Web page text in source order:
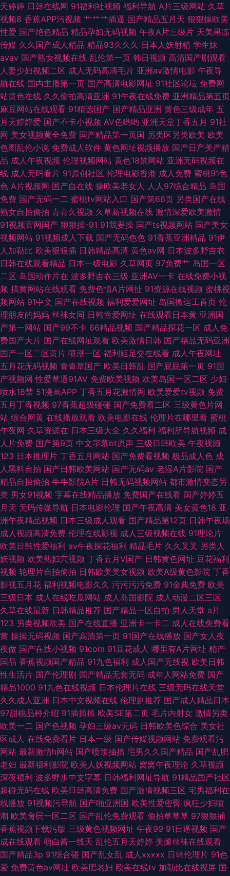
夜成人精品福利 欧美综合在线123 亚洲激情文学视频 欧美sss视频在线 福利
极品av在线 91探花系列在线观看 91凹在线视频 日韩久久伊人 精品视频91福
利 av好福利 91社区福利 先锋av资源日韩在线 男人噜色AV 日本电影在线直
播 色老大网站在线观看 91x视频大全 九1免费网页直接观看 欧美欧美欧美欧
美 婷婷超碰97在线 午夜成人福利久久 日韩免费不卡无码 亚洲第一夜 欧美福
利姬的搜索结果 大香蕉大香蕉久十 91入在线观看 五月在线
天婷婷 日韩在线网 91福利社视频 福利导航 A片三级网站 久草
视频8 香蕉APP污视频 艹艹艹插逼 国产精品五月天 狠狠操欧美
性爱 国产绝色精品 精品孕妇无码视频 午夜A片三级片 天美果冻
传媒 久久国产成人精品 精品93久久久 日本人妖射精 学生妹
avav 国产熟女视频在线 乱伦第一页 韩日视频 高清国产剧观看
人妻少妇视频二区 成人无码高清毛片 亚洲av激情电影 午夜导
航在线 国内主播第一页 国产高清电影网址 91社区论坛 免费网
站黄色在线 久久偷拍高清亚洲 91午夜在线免费 亚洲精品第五页
麻豆网站在线观看 91精选国产 国产精品亚洲 黄色三级成年 五
月天婷婷爱 国产不卡小视频 AV色哟哟 亚洲天堂丁香五月 91社
网 美女视频黄全免费 国产精品第一页国 另类区另类欧美 欧美
色图乱伦小说 免费成人软件 黄色网址视频播放 国产日产美产精
品 成人午夜视频 伦理视频网站 黄色18禁网站 亚洲无码视频在
线 成人无码看片 91原创社区 伦理电影香港 成人免费 蜜桃91色
色 A片视频网 国产自在线 操欧美老女人 人人97综合精品 岛国
免费 国产无码一二 蜜桃tv网站入口 国产第66页 另类国产在线
熟女自拍偷拍 青青久视频 久草新视频在线 激情深爱欧美激情
91视频官网国产 狠狠操-91 91我要操 国产ts视频网站 国产美女
视频网站 91视频成人下载 国产无码色色 91香蕉亚洲精品 91伊
人加勒比 欧美狠狠插 日韩精品高清 黄色av网 日本波多野吉衣
日韩在线观看精品 日本一级电影 久草网页 97免费艹 岛国一区
二区 岛国动作片在 波多野吉衣三级 亚洲AV一卡 在线免费小视
频 搞黄网站在线观看 免费色情A片网扯 91资源在线视频 蜜桃视
频网站 91中文 国产在线视频 福利爱爱网址 岛国搬运工首页 伦
理朋友的妈妈 丝袜女同 日韩性爱网址 在线观看日本黄 亚洲国
产第一网站 国产99不卡 66精品视频 国产精品探花一区 成人免
费国产大片 国产在线网址观看 欧美激情日韩 国产精品无码亚洲
国产一区二区黄片 喷潮一区 福利姬足交在线看 成人午夜网址
五月花无码视频 青青草国产 欧美日韩乱 国产屁屁第一页 91国
产视频网 性爱草逼91AV 免费欧美视频 欧美岛国一区二区 少妇
喷水18禁 51漫画APP 丁香五月花激情网 欧美爱爱tv视频 免费
五月丁香视频 97香蕉超级碰碰 国产免费看二区 三级黄色片网
站 综合网黄 在线播放观看 欧美电影在线 伦理片在哪里看 蜜桃
午夜网 久草资源在 日本三级大全 久久福利 福利所导航视频 成
人片免费 国产第9页 中文字幕bt原声 三级日韩欧美 午夜视频
123 日本推理片 丁香五月网站 国产免费看视频 极品成人色 成
人黑料自拍 国产日韩欧美网站 国产无码av 老湿A片影院 国产
精品自拍偷拍 牛牛影院A片 日韩无码视频网站 都市激情变态另
类 男女91视频 字幕在线精品播放 免费国产在线看 国产婷婷五
月天 无码传媒导航 日本电影伦理 国产午夜高清 美女黄色18 亚
洲午夜精品视频 日本三级成人观看 国产精品第12页 日韩午夜场
成人视频高清免费 伦理在线影视 成人三级视频在线 91理论片
欧美日韩性爱福利 av午夜探花福利 精品毛片 久久叉叉 另类人
妖视频 欧美熟妇穴视频 丁香五月V国产 日韩黄色网址 豆花福利
视频 轮理片自拍偷拍 日韩欧美美女视频 欧美A级黄色影院 丁香
影视五月花 福利视频电影久久 污污污污免费 91金典免费 欧美
三级日本 成人在线吃瓜网站 成人岛国影院 成人动漫二区三区
久草在线最新 日韩精品推荐 国产精品一区自拍 男人天堂 a片
123 另类视频欧美 国产在线直播 亚洲卡一卡二 成人在线免费看
黄 操操无码视频 国产高清第一页 91国产在线播放 国产女人夜
夜做 国产在线小视频 91com 91豆花成人 哪里有A片网址 精产
国品 香蕉视频国产精品 91九色福利 成人国产无线视 欧美日韩
性生活片 国产伦理剧 国产精品无套无码 成年人网站免费 国产
精品1000 91九色在线视频 日本伦理片在线 三级无码在线天堂
久久成人亚洲 日本中文视频在线 伦理剧推荐 国产成人精品日本
97甜桃品种介绍 91插插插 欧美SE第二页 毛片内射女 激情另类
欧美一二 国产色视频 孕妇三级av无码 日韩欧美色综合 美女社
区成人 在线免费看片 日本一级 国产传媒视频网站 免费观看污
网站 最新激情h网站 国产喷浆抽搐 宅男久久国产精品 国产乱肥
老妇 最新福利影院 欧美人妖视频网站 窝窝午夜理论 久草视频
深夜福利 波多野步中文字幕 日韩福利网址导航 91精品国产社区
超碰无码在线 欧美日韩高清免费 国产激情视频三区 宅男福利在
线播放 91视频污导航 国产啪亚洲国 欧美性爱密臀 疯狂少妇喷
潮 欧美肏屄一区二区 国产乱伦免费观看 偷拍草草草 97狠狠插
香蕉视频下载污版 三级黄色视频网址 午夜99 91日逼视频 国产
成在线观看 萌白酱一线天 乱伦五月天婷婷 美腿丝袜在线观看
国产精品3p 91综合碰 国产乱女乱 成人xxxxx 日韩伦理片 91色
爱 免费黄色av网址 欧美肥老妇 欧美在线tv 加勒比在线视屏 国